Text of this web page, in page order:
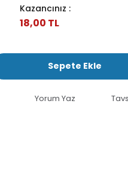
Kazancınız :
18,00 TL
Sepete Ekle
Yorum Yaz